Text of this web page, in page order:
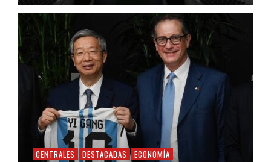
CENTRALES DESTACADAS ECONOMÍA